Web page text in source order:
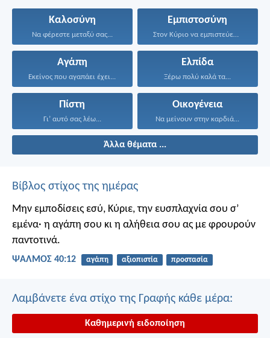
Καλοσύνη
Να φέρεστε μεταξύ σας...
Εμπιστοσύνη
Στον Κύριο να εμπιστεύεσαι...
Αγάπη
Εκείνος που αγαπάει έχει...
Ελπίδα
Ξέρω πολύ καλά τα...
Πίστη
Γι’ αυτό σας λέω...
Οικογένεια
Να μείνουν στην καρδιά...
Άλλα θέματα ...
Βίβλος στίχος της ημέρας
Μην εμποδίσεις εσύ, Κύριε, την ευσπλαχνία σου σ’
εμένα· η αγάπη σου κι η αλήθεια σου ας με φρουρούν
παντοτινά.
ΨΑΛΜΌΣ 40:12 αγάπη αξιοπιστία προστασία
Λαμβάνετε ένα στίχο της Γραφής κάθε μέρα:
Καθημερινή ειδοποίηση